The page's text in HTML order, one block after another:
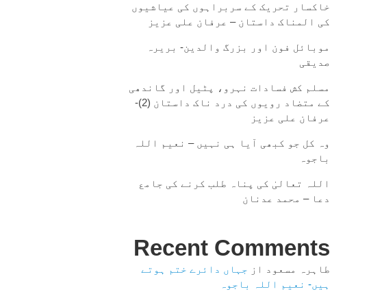
خاکسار تحریک کے سربراہوں کی عیاشیوں
کی المناک داستان – عرفان علی عزیز
موبائل فون اور بزرگ والدین- بریرہ
صدیقی
مسلم کش فسادات نہرو، پٹیل اور گاندھی
کے متضاد رویوں کی درد ناک داستان (2)-
عرفان علی عزیز
وہ کل جو کبھی آیا ہی نہیں – نعیم اللہ
باجوہ
اللہ تعالیٰ کی پناہ طلب کرنے کی جامع
دعا – محمد عدنان
Recent Comments
طاہرہ مسعود از جہاں دائرے ختم ہوتے
ہیں- نعیم اللہ باجوہ